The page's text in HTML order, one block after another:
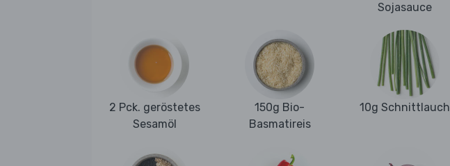
Sojasauce
2 Pck. geröstetes
Sesamöl
150g Bio-
Basmatireis
10g Schnittlauch